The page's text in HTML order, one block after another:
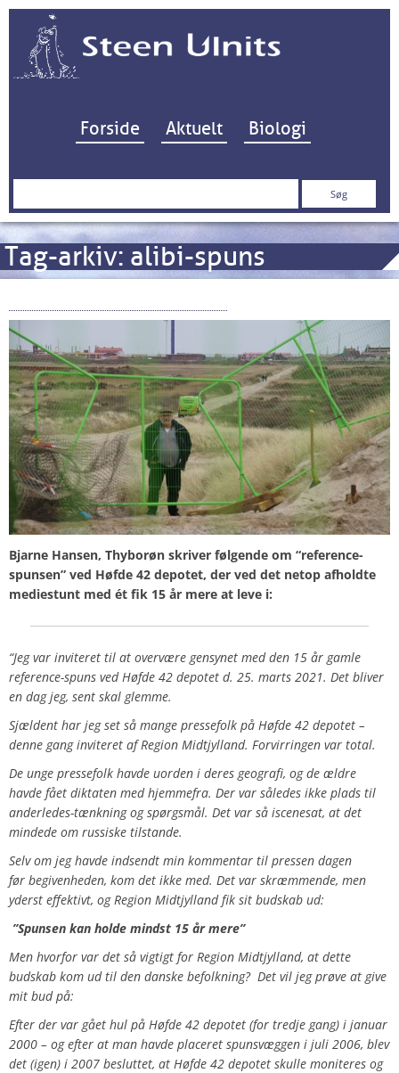
Hop til indhold
Forside Aktuelt Biologi
Søg
Tag-arkiv: alibi-spuns
Bjarne Hansen, Thyborøn skriver følgende om “reference-
spunsen” ved Høfde 42 depotet, der ved det netop afholdte
mediestunt med ét fik 15 år mere at leve i:
“Jeg var inviteret til at overvære gensynet med den 15 år gamle
reference-spuns ved Høfde 42 depotet d. 25. marts 2021. Det bliver
en dag jeg, sent skal glemme.
Sjældent har jeg set så mange pressefolk på Høfde 42 depotet –
denne gang inviteret af Region Midtjylland. Forvirringen var total.
De unge pressefolk havde uorden i deres geografi, og de ældre
havde fået diktaten med hjemmefra. Der var således ikke plads til
anderledes-tænkning og spørgsmål. Det var så iscenesat, at det
mindede om russiske tilstande.
Selv om jeg havde indsendt min kommentar til pressen dagen
før begivenheden, kom det ikke med. Det var skræmmende, men
yderst effektivt, og Region Midtjylland fik sit budskab ud:
”Spunsen kan holde mindst 15 år mere”
Men hvorfor var det så vigtigt for Region Midtjylland, at dette
budskab kom ud til den danske befolkning? Det vil jeg prøve at give
mit bud på:
Efter der var gået hul på Høfde 42 depotet (for tredje gang) i januar
2000 – og efter at man havde placeret spunsvæggen i juli 2006, blev
det (igen) i 2007 besluttet, at Høfde 42 depotet skulle moniteres og